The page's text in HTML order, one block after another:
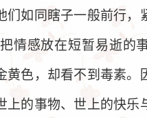
如同瞎子一般前行，
情感放在短暂易逝的
黄色，却看不到毒素。
上的事物、世上的快乐